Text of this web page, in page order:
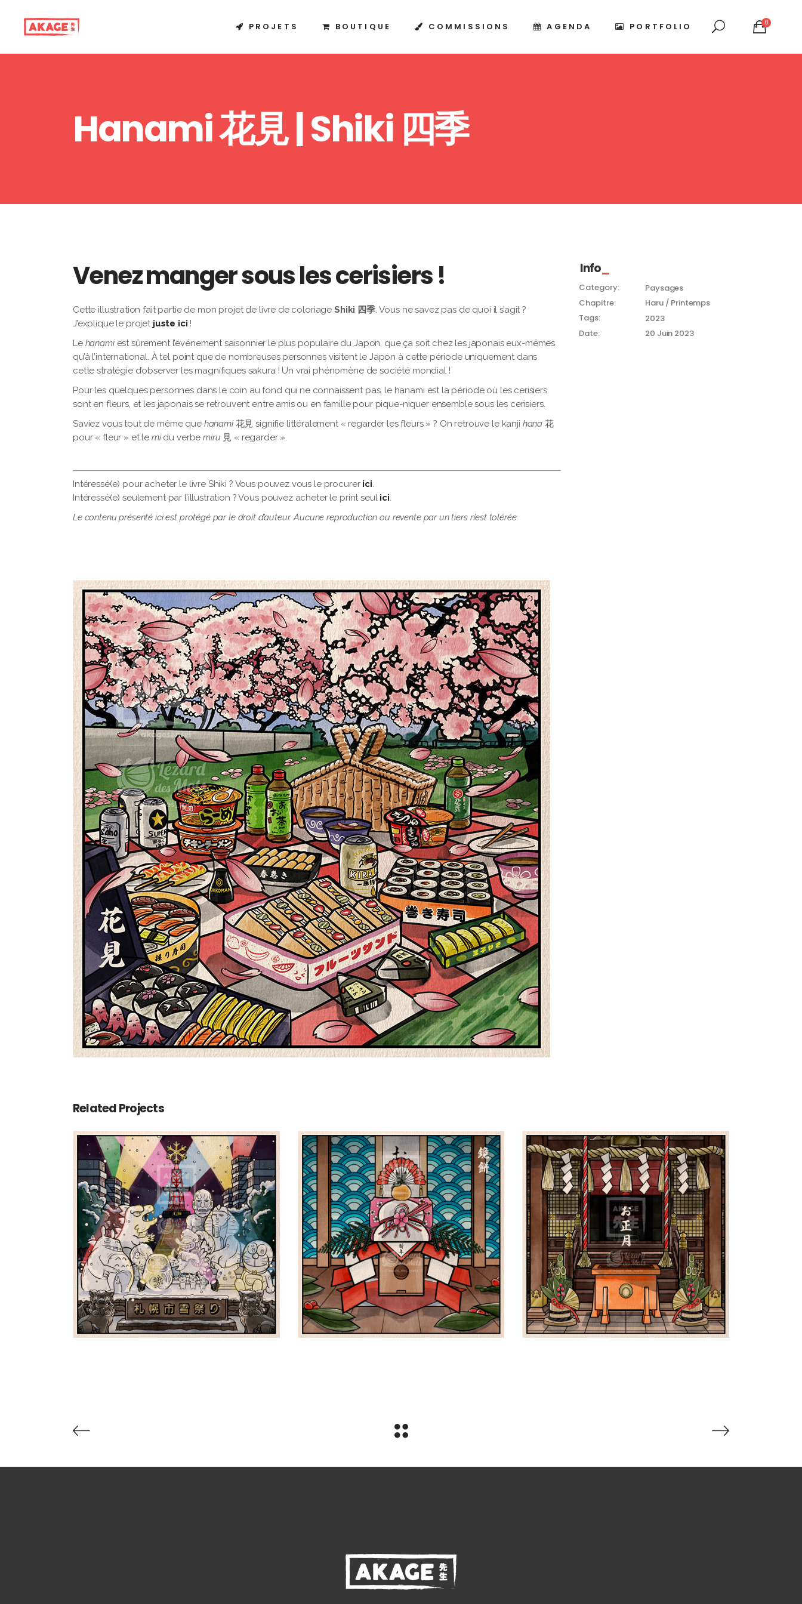
PROJETS BOUTIQUE COMMISSIONS AGENDA PORTFOLIO 0
Hanami 花見 | Shiki 四季
Venez manger sous les cerisiers !
Cette illustration fait partie de mon projet de livre de coloriage Shiki 四季. Vous ne savez pas de quoi il s’agit ?
J’explique le projet juste ici !
Le hanamiest sûrement l’événement saisonnier le plus populaire du Japon, que ça soit chez les japonais eux-mêmes
qu’à l’international. À tel point que de nombreuses personnes visitent le Japon à cette période uniquement dans
cette stratégie d’observer les magnifiques sakura ! Un vrai phénomène de société mondial !
Pour les quelques personnes dans le coin au fond qui ne connaissent pas, le hanami est la période où les cerisiers
sont en fleurs, et les japonais se retrouvent entre amis ou en famille pour pique-niquer ensemble sous les cerisiers.
Saviez vous tout de même que hanami花見 signifie littéralement « regarder les fleurs » ? On retrouve le kanji hana 花
pour « fleur » et le midu verbemiru 見 « regarder ».
Intéressé(e) pour acheter le livre Shiki ? Vous pouvez vous le procurer ici.
Intéressé(e) seulement par l’illustration ? Vous pouvez acheter le print seul ici.
Le contenu présenté ici est protégé par le droit d’auteur. Aucune reproduction ou revente par un tiers n’est tolérée.
Info
Category:
Paysages
Chapitre:
Haru / Printemps
Tags:
2023
Date:
20 Juin 2023
Related Projects
Le Yuki Matsuri de Sapporo
札幌市雪祭り | Shiki 四季
Paysages
Le Kagamimochi 鏡餅 | Shiki
四季
Paysages
Le Nouvel An au Japon お正
月 | Shiki 四季
Paysages